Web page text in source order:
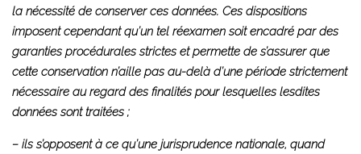
la nécessité de conserver ces données. Ces dispositions
imposent cependant qu’un tel réexamen soit encadré par des
garanties procédurales strictes et permette de s’assurer que
cette conservation n’aille pas au-delà d’une période strictement
nécessaire au regard des finalités pour lesquelles lesdites
données sont traitées ;
– ils s’opposent à ce qu’une jurisprudence nationale, quand